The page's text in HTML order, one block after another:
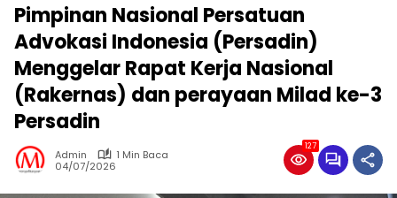
Pimpinan Nasional Persatuan
Advokasi Indonesia (Persadin)
Menggelar Rapat Kerja Nasional
(Rakernas) dan perayaan Milad ke-3
Persadin
Admin
1 Min Baca
04/07/2026
127